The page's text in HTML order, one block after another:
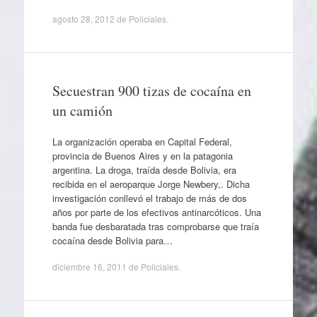
agosto 28, 2012 de Policiales.
Secuestran 900 tizas de cocaína en
un camión
La organización operaba en Capital Federal,
provincia de Buenos Aires y en la patagonia
argentina. La droga, traída desde Bolivia, era
recibida en el aeroparque Jorge Newbery,. Dicha
investigación conllevó el trabajo de más de dos
años por parte de los efectivos antinarcóticos. Una
banda fue desbaratada tras comprobarse que traía
cocaína desde Bolivia para…
diciembre 16, 2011 de Policiales.